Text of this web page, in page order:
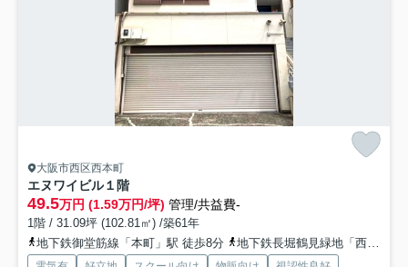
大阪市西区西本町
エヌワイビル１階
49.5万円 (1.59万円/坪) 管理/共益費-
1階 / 31.09坪 (102.81㎡) /築61年
地下鉄御堂筋線「本町」駅 徒歩8分
地下鉄長堀鶴見緑地「西大橋」駅 徒歩13分